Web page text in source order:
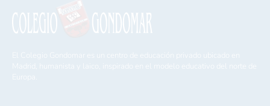
El Colegio Gondomar es un centro de educación privado ubicado en
Madrid, humanista y laico, inspirado en el modelo educativo del norte de
Europa.